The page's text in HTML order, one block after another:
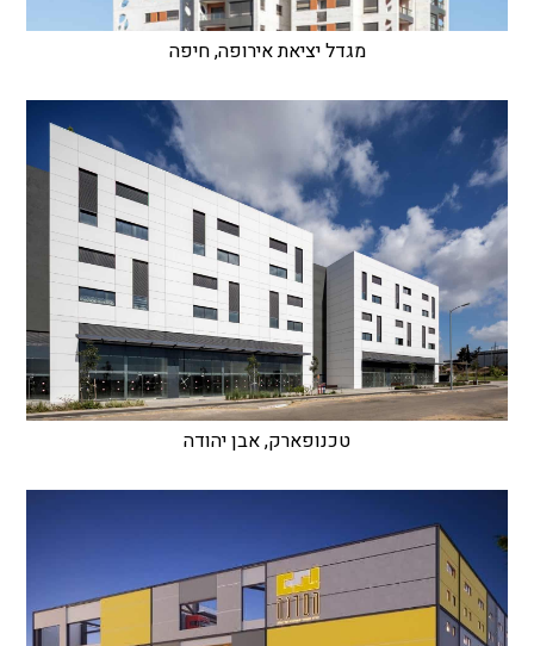
מגדל יציאת אירופה, חיפה
טכנופארק, אבן יהודה